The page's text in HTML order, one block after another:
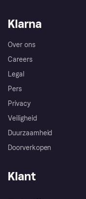
Klarna
Over ons
Careers
Legal
Pers
Privacy
Veiligheid
Duurzaamheid
Doorverkopen
Klant